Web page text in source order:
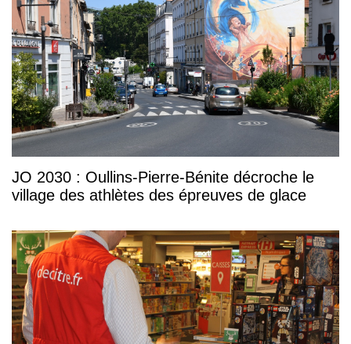
JO 2030 : Oullins-Pierre-Bénite décroche le
village des athlètes des épreuves de glace